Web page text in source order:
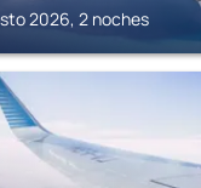
2026, 2 noches